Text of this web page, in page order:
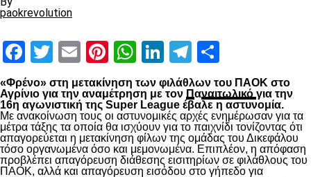
paokrevolution
Facebook
Twitter
EmailPinterest
WhatsApp
LinkedIn
Telegram
«Φρένο» στη μετακίνηση των φιλάθλων του ΠΑΟΚ στο
Αγρίνιο για την αναμέτρηση με τον Παναιτωλικό για την
16η αγωνιστική της Super League έβαλε η αστυνομία.
Με ανακοίνωση τους οι αστυνομικές αρχές ενημέρωσαν για τα
μέτρα τάξης τα οποία θα ισχύουν για το παιχνίδι τονίζοντας ότι
απαγορεύεται η μετακίνηση φίλων της ομάδας του Δικεφάλου
τόσο οργανωμένα όσο και μεμονωμένα. Επιπλέον, η απόφαση
προβλέπει απαγόρευση διάθεσης εισιτηρίων σε φιλάθλους του
ΠΑΟΚ, αλλά και απαγόρευση εισόδου στο γήπεδο για